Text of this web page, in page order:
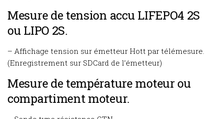
Mesure de tension accu LIFEPO4 2S
ou LIPO 2S.
– Affichage tension sur émetteur Hott par télémesure.
(Enregistrement sur SDCard de l’émetteur)
Mesure de température moteur ou
compartiment moteur.